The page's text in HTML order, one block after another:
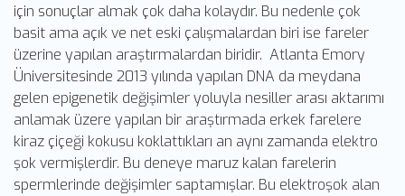
için sonuçlar almak çok daha kolaydır. Bu nedenle çok
basit ama açık ve net eski çalışmalardan biri ise fareler
üzerine yapılan araştırmalardan biridir. Atlanta Emory
Üniversitesinde 2013 yılında yapılan DNA da meydana
gelen epigenetik değişimler yoluyla nesiller arası aktarımı
anlamak üzere yapılan bir araştırmada erkek farelere
kiraz çiçeği kokusu koklattıkları an aynı zamanda elektro
şok vermişlerdir. Bu deneye maruz kalan farelerin
spermlerinde değişimler saptamışlar. Bu elektroşok alan